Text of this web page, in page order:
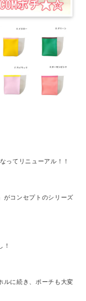
てリニューアル！！
がコンセプトのシリーズ
！
ルに続き、ポーチも大変